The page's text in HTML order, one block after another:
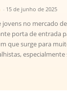
- 15 de junho de 2025
jovens no mercado
porta de entrada
que surge para